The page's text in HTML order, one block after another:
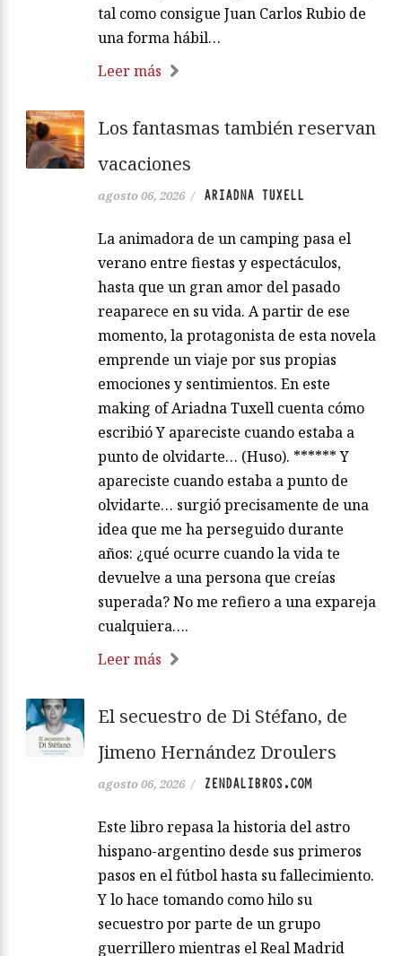
tal como consigue Juan Carlos Rubio de
una forma hábil…
Leer más
Los fantasmas también reservan
vacaciones
agosto 06, 2026 / ARIADNA TUXELL
La animadora de un camping pasa el
verano entre fiestas y espectáculos,
hasta que un gran amor del pasado
reaparece en su vida. A partir de ese
momento, la protagonista de esta novela
emprende un viaje por sus propias
emociones y sentimientos. En este
making of Ariadna Tuxell cuenta cómo
escribió Y apareciste cuando estaba a
punto de olvidarte… (Huso). ****** Y
apareciste cuando estaba a punto de
olvidarte… surgió precisamente de una
idea que me ha perseguido durante
años: ¿qué ocurre cuando la vida te
devuelve a una persona que creías
superada? No me refiero a una expareja
cualquiera….
Leer más
El secuestro de Di Stéfano, de
Jimeno Hernández Droulers
agosto 06, 2026 / ZENDALIBROS.COM
Este libro repasa la historia del astro
hispano-argentino desde sus primeros
pasos en el fútbol hasta su fallecimiento.
Y lo hace tomando como hilo su
secuestro por parte de un grupo
guerrillero mientras el Real Madrid